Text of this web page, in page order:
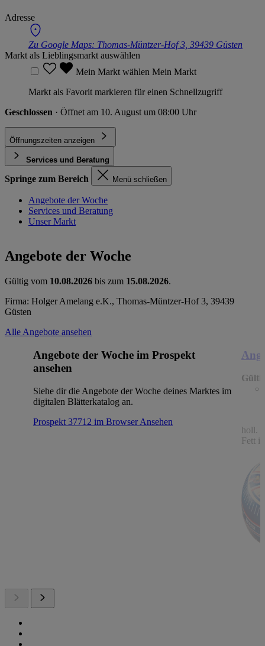
Adresse
Zu Google Maps: Thomas-Müntzer-Hof 3, 39439 Güsten
Markt als Lieblingsmarkt auswählen
Mein Markt wählen Mein Markt
Markt als Favorit markieren für einen Schnellzugriff
Geschlossen · Öffnet am 10. August um 08:00 Uhr
Öffnungszeiten anzeigen
Services und Beratung
Springe zum Bereich Menü schließen
Angebote der Woche
Services und Beratung
Unser Markt
Angebote der Woche
Gültig vom 10.08.2026 bis zum 15.08.2026.
Firma: Holger Amelang e.K., Thomas-Müntzer-Hof 3, 39439
Güsten
Alle Angebote ansehen
Angebote der Woche im Prospekt
ansehen
Siehe dir die Angebote der Woche deines Marktes im
digitalen Blätterkatalog an.
Prospekt 37712 im BrowserAnsehen
holl.
Fett